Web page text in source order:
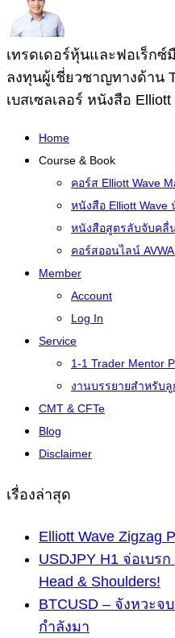
เทรดเดอร์หุ้นและฟอเร็ก
ลงทุนผู้เชี่ยวชาญทางด้าน
เบสเซลเลอร์ หนังสือ Elliott
Home
Course & Book
คอร์ส Elliott Wave
หนังสือ Elliott Wave
หนังสือสูตรลับจับคลื่
คอร์สออนไลน์
Member
Account
Log In
Service
1-1 Trader Mentor
งานบรรยายสำหรับลู
CMT & CFTe
Blog
Disclaimer
เรื่องล่าสุด
Elliott Wave Zigzag
USDJPY H1 จ่อเบร
Head & Shoulders!
BTCUSD – จังหวะจ
กำลังมา